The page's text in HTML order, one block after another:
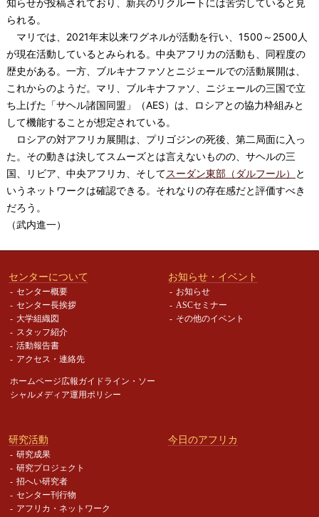
知らせが投稿されており、新兵のリクルートには苦労していると見
られる。
マリでは、2021年末以来ワグネルが活動を行い、1500～2500人
が現在活動しているとみられる。中央アフリカの活動も、同程度の
歴史がある。一方、ブルキナファソとニジェールでの活動展開は、
これからのようだ。マリ、ブルキナファソ、ニジェールの三国で立
ち上げた「サヘル諸国同盟」（AES）は、ロシアとの協力枠組みと
して機能することが想定されている。
ロシアの対アフリカ展開は、プリゴジンの死後、第二局面に入っ
た。その動きは決してスムーズとは言えないものの、サヘルの三
国、リビア、中央アフリカ、そしてスーダン東部（ダルフール）
と
いうネットワークは確認できる。それなりの存在感だと評価すべき
だろう。
（武内進一）
センターについて
センター概要
センター長挨拶
大学組織図
スタッフ紹介
活動報告書
アクセス・連絡先
ホームページ広報ガイドライン・ ソー
シャルメディア運用ポリシー
お知らせ・イベント
お知らせ
ASCセミナー
その他のイベント
研究活動
研究成果
研究プロジェクト
招へい研究者
センター刊行物
アフリカ・ネットワーク
今日のアフリカ